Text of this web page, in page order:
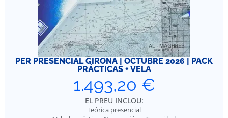
PER PRESENCIAL GIRONA | OCTUBRE 2026 | PACK
PRÁCTICAS + VELA
1.493,20 €
EL PREU INCLOU:
Teórica presencial